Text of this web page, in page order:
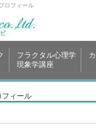
ロフィール
フラクタル心理学
現象学講座
フィール